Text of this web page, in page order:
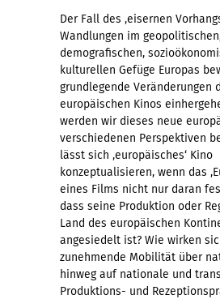
Der Fall des ‚eisernen
Wandlungen im
demografischen,
kulturellen Gefüge Europas
grundlegende Veränderungen
europäischen Kinos
werden wir dieses neue
verschiedenen Perspektiven
lässt sich ‚europäisches‘ Kino
konzeptualisieren, wenn das
eines Films nicht nur daran
dass seine Produktion oder
Land des europäischen
angesiedelt ist? Wie wirken
zunehmende Mobilität über
hinweg auf nationale und
Produktions- und